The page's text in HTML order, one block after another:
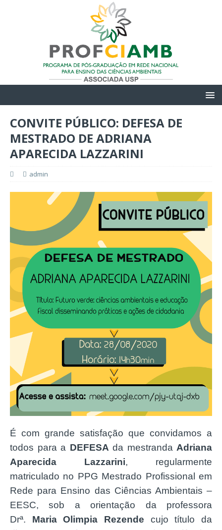
CONVITE PÚBLICO: DEFESA DE
MESTRADO DE ADRIANA
APARECIDA LAZZARINI
admin
É com grande satisfação que convidamos a
todos para a DEFESA da mestranda Adriana
Aparecida Lazzarini, regularmente
matriculado no PPG Mestrado Profissional em
Rede para Ensino das Ciências Ambientais –
EESC, sob a orientação da professora
Drª. Maria Olimpia Rezende cujo título da